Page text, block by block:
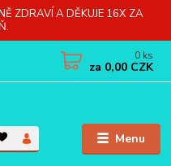
ZDRAVÍ A DĚKUJE 16X ZA
Menu
0 ks
za 0,00 CZK